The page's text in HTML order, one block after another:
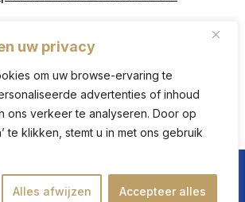
uw privacy
om uw browse-ervaring te
advertenties of inhoud
ons verkeer te analyseren. Door op
te klikken, stemt u in met ons gebruik
Alles afwijzen Accepteer alles
Erfgoed lochem